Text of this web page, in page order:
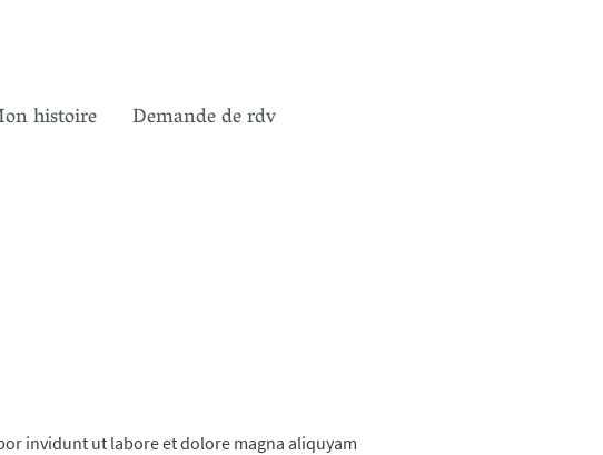
histoire Demande de rdv
invidunt ut labore et dolore magna aliquyam